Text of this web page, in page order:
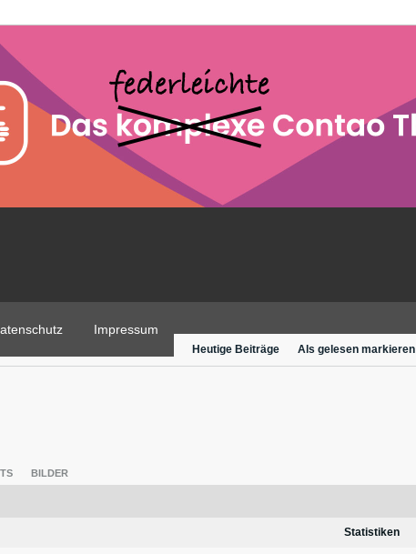
Impressum
Heutige Beiträge Als gelesen markieren
BILDER
Statistiken